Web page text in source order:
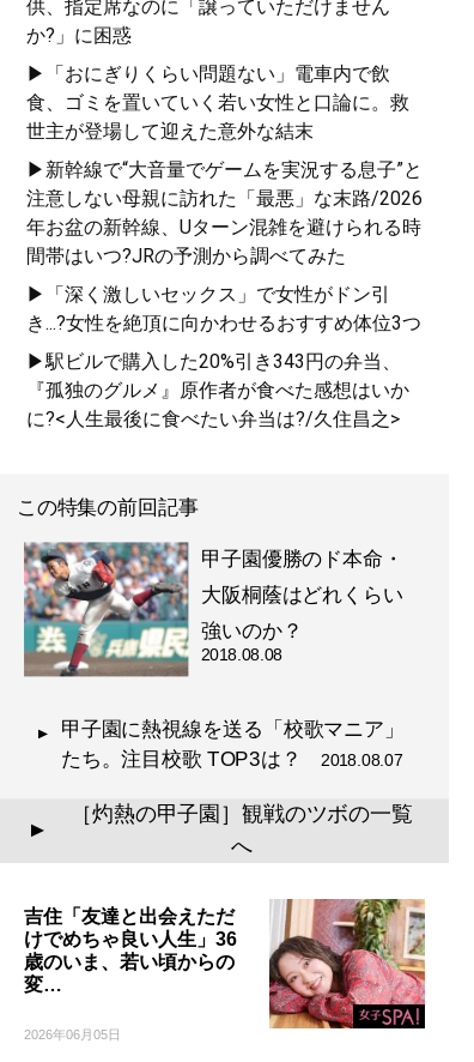
供、指定席なのに「譲っていただけません
か?」に困惑
▶「おにぎりくらい問題ない」電車内で飲
食、ゴミを置いていく若い女性と口論に。救
世主が登場して迎えた意外な結末
▶新幹線で“大音量でゲームを実況する息子”と
注意しない母親に訪れた「最悪」な末路/2026
年お盆の新幹線、Uターン混雑を避けられる時
間帯はいつ?JRの予測から調べてみた
▶「深く激しいセックス」で女性がドン引
き...?女性を絶頂に向かわせるおすすめ体位3つ
▶駅ビルで購入した20%引き343円の弁当、
『孤独のグルメ』原作者が食べた感想はいか
に?<人生最後に食べたい弁当は?/久住昌之>
この特集の前回記事
甲子園優勝のド本命・
大阪桐蔭はどれくらい
強いのか？
2018.08.08
甲子園に熱視線を送る「校歌マニア」
たち。注目校歌 TOP3は？ 2018.08.07
▲
［灼熱の甲子園］観戦のツボの一覧
へ
吉住「友達と出会えただ
けでめちゃ良い人生」36
歳のいま、若い頃からの
変…
2026年06月05日